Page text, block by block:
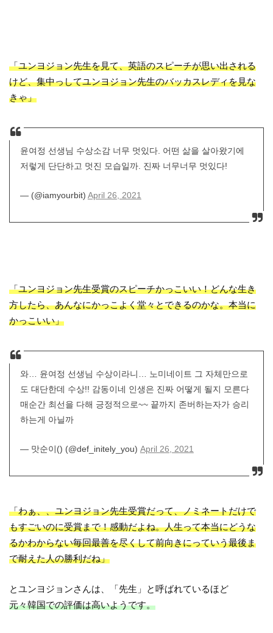
「ユンヨジョン先生を見て、英語のスピーチが思い出される
けど、集中っしてユンヨジョン先生のバッカスレディを見な
きゃ」
윤여정 선생님 수상소감 너무 멋있다. 어떤 삶을 살아왔기에
저렇게 단단하고 멋진 모습일까. 진짜 너무너무 멋있다!
— (@iamyourbit) April 26, 2021
「ユンヨジョン先生受賞のスピーチかっこいい！どんな生き
方したら、あんなにかっこよく堂々とできるのかな。本当に
かっこいい」
와… 윤여정 선생님 수상이라니… 노미네이트 그 자체만으로
도 대단한데 수상!! 감동이네 인생은 진짜 어떻게 될지 모른다
매순간 최선을 다해 긍정적으로~~ 끝까지 존버하는자가 승리
하는게 아닐까
— 맛순이() (@def_initely_you) April 26, 2021
「わぁ、、ユンヨジョン先生受賞だって、ノミネートだけで
もすごいのに受賞まで！感動だよね。人生って本当にどうな
るかわからない毎回最善を尽くして前向きにっていう最後ま
で耐えた人の勝利だね」
とユンヨジョンさんは、「先生」と呼ばれているほど
元々韓国での評価は高いようです。